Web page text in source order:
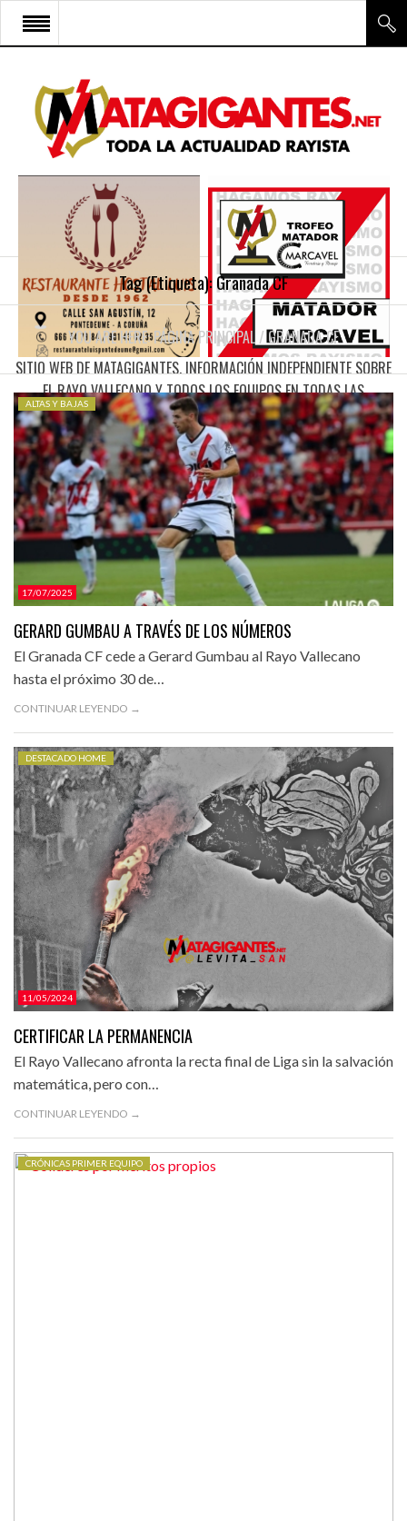
SITIO WEB DE MATAGIGANTES. INFORMACIÓN INDEPENDIENTE SOBRE
EL RAYO VALLECANO Y TODOS LOS EQUIPOS EN TODAS LAS
CATEGORÍAS.
INICIO
RAYO VALLECANO
CANTERA Y ESCUELA FRV
RAYO FÉMINAS
MULTIMEDIA
CONTACTO
Tag (Etiqueta): Granada CF
YOU ARE HERE: PÁGINA PRINCIPAL / GRANADA CF
17/07/2025
ALTAS Y BAJAS
GERARD GUMBAU A TRAVÉS DE LOS NÚMEROS
El Granada CF cede a Gerard Gumbau al Rayo Vallecano
hasta el próximo 30 de…
CONTINUAR LEYENDO →
11/05/2024
DESTACADO HOME
CERTIFICAR LA PERMANENCIA
El Rayo Vallecano afronta la recta final de Liga sin la salvación
matemática, pero con…
CONTINUAR LEYENDO →
CRÓNICAS PRIMER EQUIPO